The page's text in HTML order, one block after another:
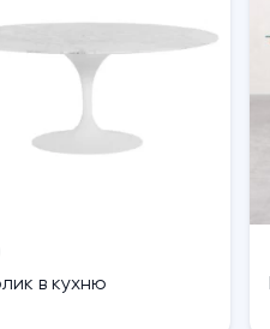
в кухню